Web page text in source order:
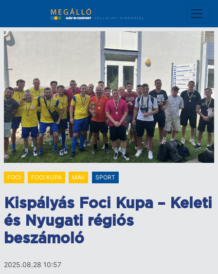
tartalomra
FOCI FOCI KUPA MÁV SPORT
Kispályás Foci Kupa – Keleti
és Nyugati régiós
beszámoló
2025.08.28 10:57